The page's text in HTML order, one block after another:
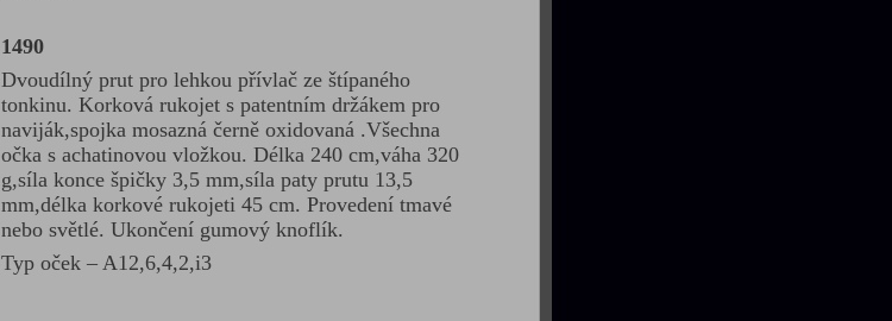
1490
Dvoudílný prut pro lehkou přívlač ze štípaného
tonkinu. Korková rukojet s patentním držákem pro
naviják,spojka mosazná černě oxidovaná .Všechna
očka s achatinovou vložkou. Délka 240 cm,váha 320
g,síla konce špičky 3,5 mm,síla paty prutu 13,5
mm,délka korkové rukojeti 45 cm. Provedení tmavé
nebo světlé. Ukončení gumový knoflík.
Typ oček – A12,6,4,2,i3